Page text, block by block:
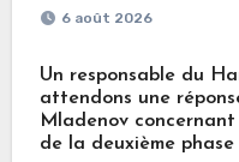
6 août 2026
Un responsable du
attendons une
Mladenov
de la deuxième phase